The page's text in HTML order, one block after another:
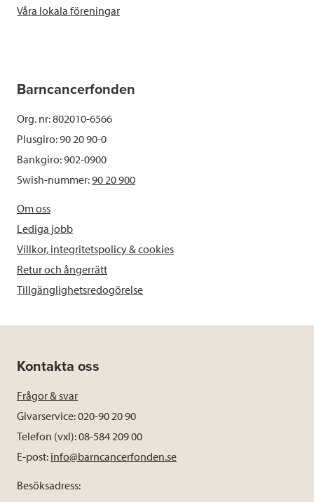
Våra lokala föreningar
Barncancerfonden
Org. nr: 802010-6566
Plusgiro: 90 20 90-0
Bankgiro: 902-0900
Swish-nummer:90 20 900
Om oss
Lediga jobb
Villkor, integritetspolicy & cookies
Retur och ångerrätt
Tillgänglighetsredogörelse
Kontakta oss
Frågor & svar
Givarservice: 020-90 20 90
Telefon (vxl): 08-584 209 00
E-post: info@barncancerfonden.se
Besöksadress: